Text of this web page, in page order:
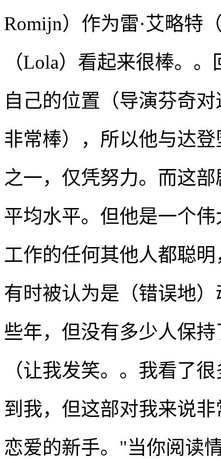
Romijn）作为雷·艾略特
（Lola）看起来很棒。
自己的位置（导演芬奇
非常棒），所以他与达
之一，仅凭努力。而这
平均水平。但他是一个
工作的任何其他人都聪
有时被认为是（错误地
些年，但没有多少人保
（让我发笑。。我看了
到我，但这部对我来说
恋爱的新手。"当你阅读